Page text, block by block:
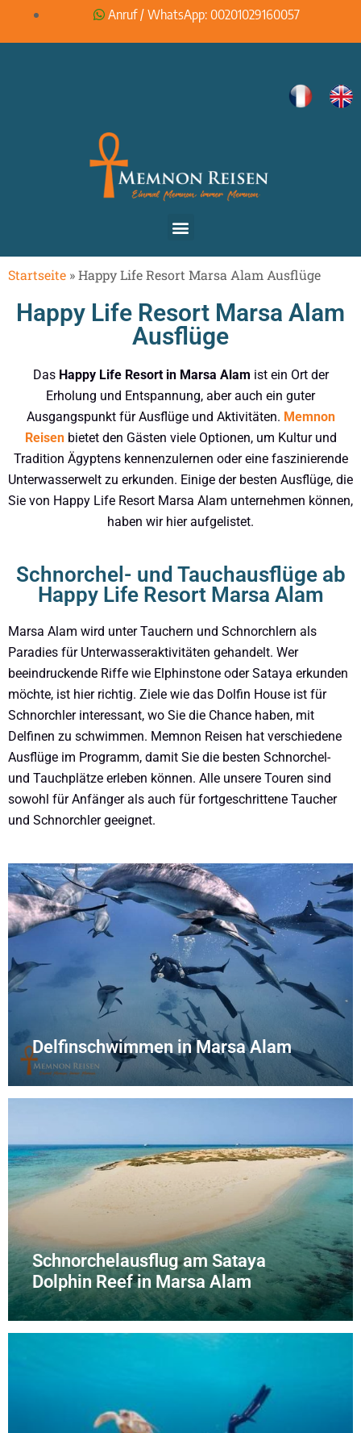
Anruf / WhatsApp: 00201029160057
Startseite »Happy Life Resort Marsa Alam Ausflüge
Happy Life Resort Marsa Alam
Ausflüge
Das Happy Life Resort in Marsa Alam ist ein Ort der
Erholung und Entspannung, aber auch ein guter
Ausgangspunkt für Ausflüge und Aktivitäten. Memnon
Reisenbietet den Gästen viele Optionen, um Kultur und
Tradition Ägyptens kennenzulernen oder eine faszinierende
Unterwasserwelt zu erkunden. Einige der besten Ausflüge, die
Sie von Happy Life Resort Marsa Alam unternehmen können,
haben wir hier aufgelistet.
Schnorchel- und Tauchausflüge ab
Happy Life Resort Marsa Alam
Marsa Alam wird unter Tauchern und Schnorchlern als
Paradies für Unterwasseraktivitäten gehandelt. Wer
beeindruckende Riffe wie Elphinstone oder Sataya erkunden
möchte, ist hier richtig. Ziele wie das Dolfin House ist für
Schnorchler interessant, wo Sie die Chance haben, mit
Delfinen zu schwimmen. Memnon Reisen hat verschiedene
Ausflüge im Programm, damit Sie die besten Schnorchel-
und Tauchplätze erleben können. Alle unsere Touren sind
sowohl für Anfänger als auch für fortgeschrittene Taucher
und Schnorchler geeignet.
Delfinschwimmen in Marsa Alam
Schnorchelausflug am Sataya
Dolphin Reef in Marsa Alam